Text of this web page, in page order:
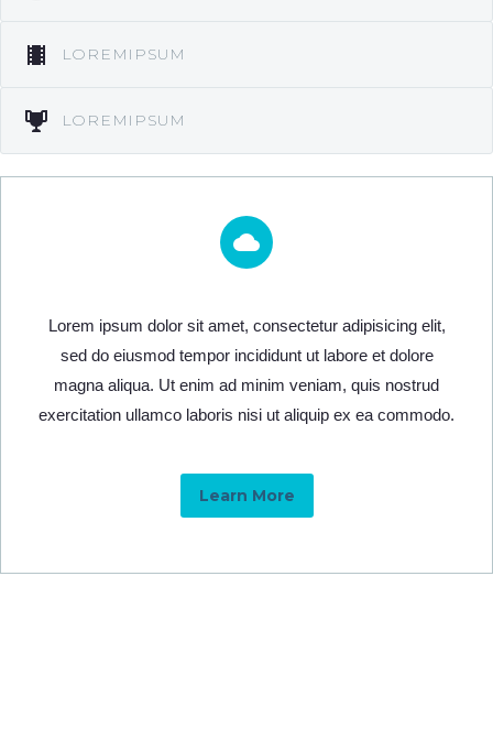
LOREMIPSUM
LOREMIPSUM
Lorem ipsum dolor sit amet, consectetur adipisicing elit,
sed do eiusmod tempor incididunt ut labore et dolore
magna aliqua. Ut enim ad minim veniam, quis nostrud
exercitation ullamco laboris nisi ut aliquip ex ea commodo.
Learn More